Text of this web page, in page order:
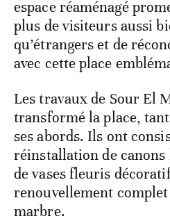
espace réaménagé
plus de visiteurs aussi
qu’étrangers et de
avec cette place
Les travaux de Sour El
transformé la place,
ses abords. Ils ont
réinstallation de
de vases fleuris
renouvellement
marbre.